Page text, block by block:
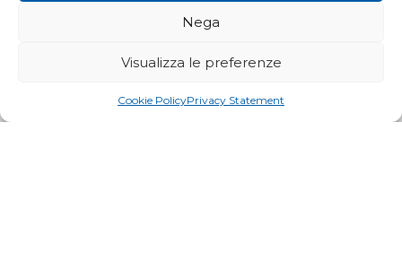
Nega
Visualizza le preferenze
Cookie PolicyPrivacy Statement